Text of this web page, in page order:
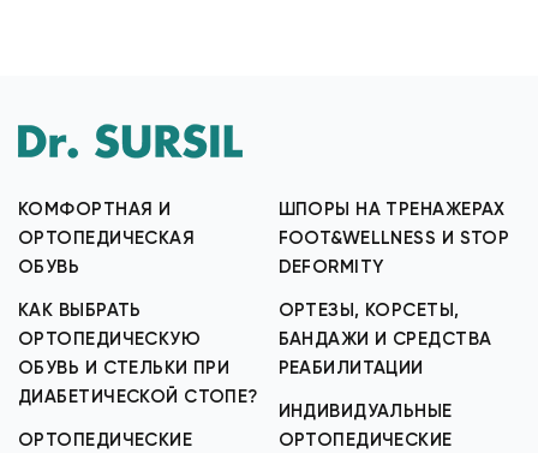
КОМФОРТНАЯ И
ОРТОПЕДИЧЕСКАЯ
ОБУВЬ
КАК ВЫБРАТЬ
ОРТОПЕДИЧЕСКУЮ
ОБУВЬ И СТЕЛЬКИ ПРИ
ДИАБЕТИЧЕСКОЙ СТОПЕ?
ОРТОПЕДИЧЕСКИЕ
ШПОРЫ НА ТРЕНАЖЕРАХ
FOOT&WELLNESS И STOP
DEFORMITY
ОРТЕЗЫ, КОРСЕТЫ,
БАНДАЖИ И СРЕДСТВА
РЕАБИЛИТАЦИИ
ИНДИВИДУАЛЬНЫЕ
ОРТОПЕДИЧЕСКИЕ